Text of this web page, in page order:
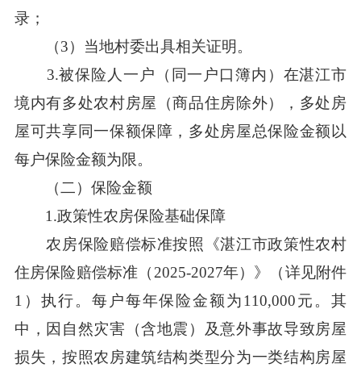
录；
（3）当地村委出具相关证明。
3.被保险人一户（同一户口簿内）在湛江市
境内有多处农村房屋（商品住房除外），多处房
屋可共享同一保额保障，多处房屋总保险金额以
每户保险金额为限。
（二）保险金额
1.政策性农房保险基础保障
农房保险赔偿标准按照《湛江市政策性农村
住房保险赔偿标准（2025-2027年）》（详见附件
1）执行。每户每年保险金额为110,000元。其
中，因自然灾害（含地震）及意外事故导致房屋
损失，按照农房建筑结构类型分为一类结构房屋